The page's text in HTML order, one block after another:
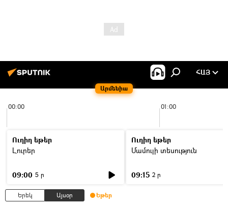
Արմենիա
ՀԱՅ
00:00 01:00
Ուղիղ եթեր
Լուրեր
09:00 5 ր
Ուղիղ եթեր
Մամուլի տեսություն
09:15 2 ր
Երեկ Այսօր Եթեր